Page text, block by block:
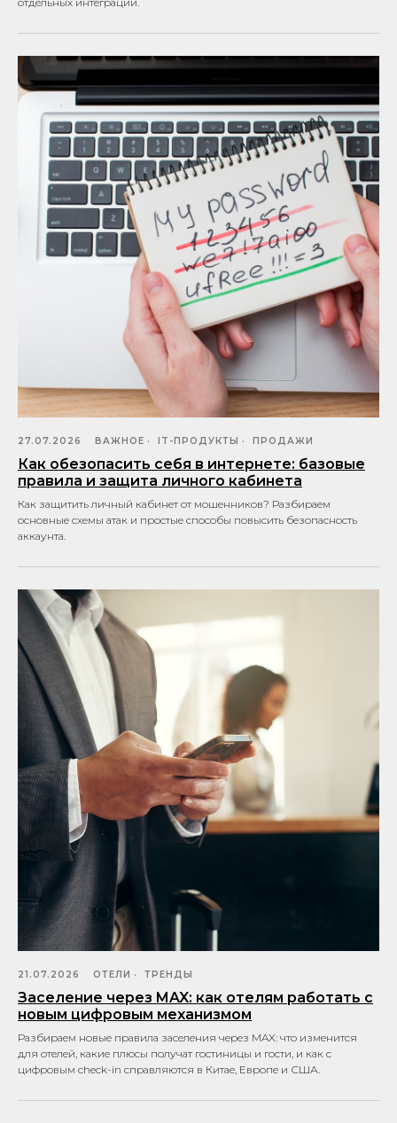
27.07.2026 ВАЖНОЕ IT-ПРОДУКТЫ ПРОДАЖИ
Как обезопасить себя в интернете: базовые
правила и защита личного кабинета
Как защитить личный кабинет от мошенников? Разбираем
основные схемы атак и простые способы повысить безопасность
аккаунта.
21.07.2026 ОТЕЛИ ТРЕНДЫ
Заселение через MAX: как отелям работать с
новым цифровым механизмом
Разбираем новые правила заселения через MAX: что изменится
для отелей, какие плюсы получат гостиницы и гости, и как с
цифровым check-in справляются в Китае, Европе и США.